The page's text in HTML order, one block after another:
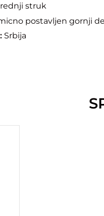
struk
postavljen gornji
Srbija